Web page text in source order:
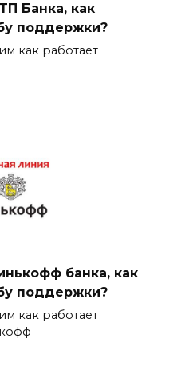
Банка, как
поддержки?
как работает
банка, как
поддержки?
как работает